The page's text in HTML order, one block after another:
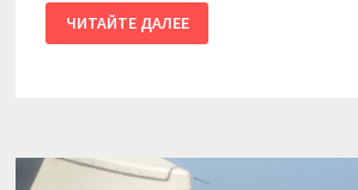
2016
/
КАЛИНИНГРАД
ЧИТАЙТЕ ДАЛЕЕ